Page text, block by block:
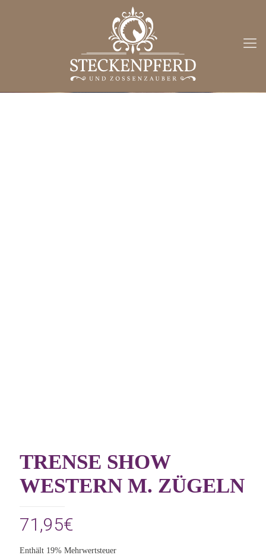
TRENSE SHOW
WESTERN M. ZÜGELN
71,95€
Enthält 19% Mehrwertsteuer